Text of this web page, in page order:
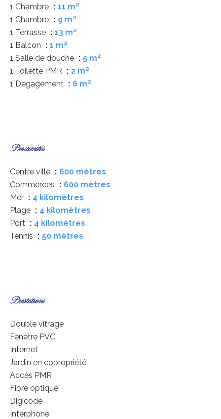
1 Chambre
11 m²
1 Chambre
9 m²
1 Terrasse
13 m²
1 Balcon
1 m²
1 Salle de douche
5 m²
1 Toilette PMR
2 m²
1 Dégagement
6 m²
Proximités
Centre ville
600 mètres
Commerces
600 mètres
Mer
4 kilomètres
Plage
4 kilomètres
Port
4 kilomètres
Tennis
50 mètres
Prestations
Double vitrage
Fenêtre PVC
Internet
Jardin en copropriété
Accès PMR
Fibre optique
Digicode
Interphone